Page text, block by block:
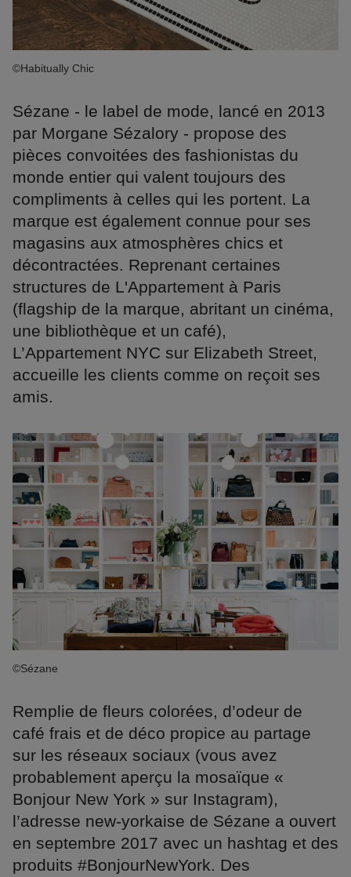
©Habitually Chic
Sézane - le label de mode, lancé en 2013
par Morgane Sézalory - propose des
pièces convoitées des fashionistas du
monde entier qui valent toujours des
compliments à celles qui les portent. La
marque est également connue pour ses
magasins aux atmosphères chics et
décontractées. Reprenant certaines
structures de L'Appartement à Paris
(flagship de la marque, abritant un cinéma,
une bibliothèque et un café),
L’Appartement NYC sur Elizabeth Street,
accueille les clients comme on reçoit ses
amis.
©Sézane
Remplie de fleurs colorées, d’odeur de
café frais et de déco propice au partage
sur les réseaux sociaux (vous avez
probablement aperçu la mosaïque «
Bonjour New York » sur Instagram),
l’adresse new-yorkaise de Sézane a ouvert
en septembre 2017 avec un hashtag et des
produits #BonjourNewYork. Des